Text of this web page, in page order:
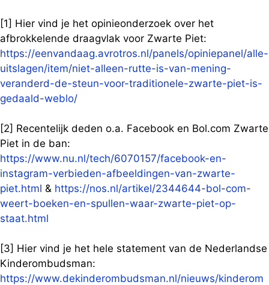
[1] Hier vind je het opinieonderzoek over het
afbrokkelende draagvlak voor Zwarte Piet:
https://eenvandaag.avrotros.nl/panels/opiniepanel/alle-
uitslagen/item/niet-alleen-rutte-is-van-mening-
veranderd-de-steun-voor-traditionele-zwarte-piet-is-
gedaald-weblo/
[2] Recentelijk deden o.a. Facebook en Bol.com Zwarte
Piet in de ban:
https://www.nu.nl/tech/6070157/facebook-en-
instagram-verbieden-afbeeldingen-van-zwarte-
piet.html & https://nos.nl/artikel/2344644-bol-com-
weert-boeken-en-spullen-waar-zwarte-piet-op-
staat.html
[3] Hier vind je het hele statement van de Nederlandse
Kinderombudsman:
https://www.dekinderombudsman.nl/nieuws/kinderom